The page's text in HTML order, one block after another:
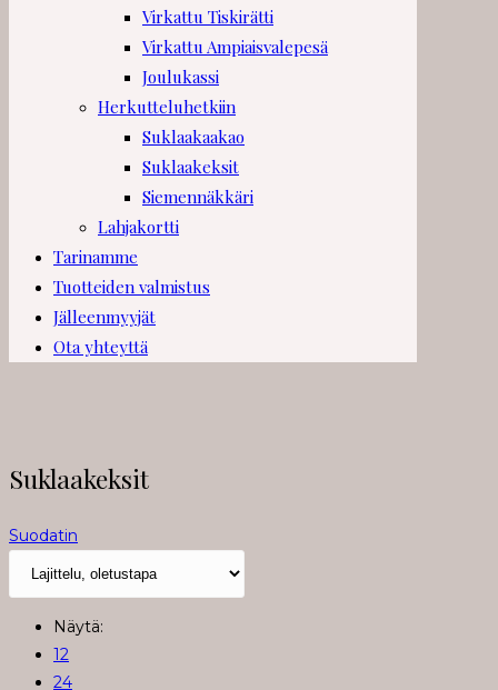
Virkattu Tiskirätti
Virkattu Ampiaisvalepesä
Joulukassi
Herkutteluhetkiin
Suklaakaakao
Suklaakeksit
Siemennäkkäri
Lahjakortti
Tarinamme
Tuotteiden valmistus
Jälleenmyyjät
Ota yhteyttä
Suklaakeksit
Suodatin
Näytä:
12
24